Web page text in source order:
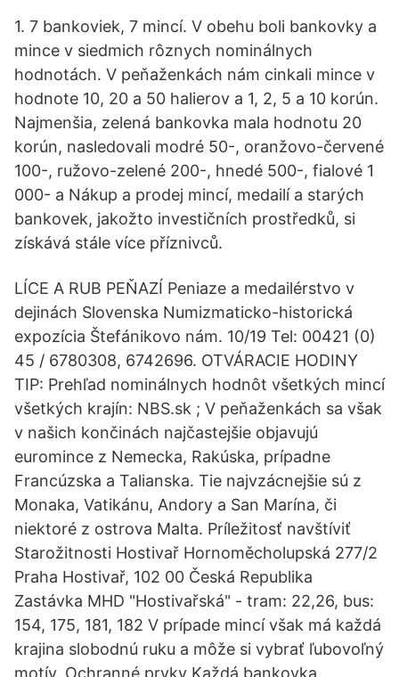
1. 7 bankoviek, 7 mincí. V obehu boli bankovky a
mince v siedmich rôznych nominálnych
hodnotách. V peňaženkách nám cinkali mince v
hodnote 10, 20 a 50 halierov a 1, 2, 5 a 10 korún.
Najmenšia, zelená bankovka mala hodnotu 20
korún, nasledovali modré 50-, oranžovo-červené
100-, ružovo-zelené 200-, hnedé 500-, fialové 1
000- a Nákup a prodej mincí, medailí a starých
bankovek, jakožto investičních prostředků, si
získává stále více příznivců.
LÍCE A RUB PEŇAZÍ Peniaze a medailérstvo v
dejinách Slovenska Numizmaticko-historická
expozícia Štefánikovo nám. 10/19 Tel: 00421 (0)
45 / 6780308, 6742696. OTVÁRACIE HODINY
TIP: Prehľad nominálnych hodnôt všetkých mincí
všetkých krajín: NBS.sk ; V peňaženkách sa však
v našich končinách najčastejšie objavujú
euromince z Nemecka, Rakúska, prípadne
Francúzska a Talianska. Tie najvzácnejšie sú z
Monaka, Vatikánu, Andory a San Marína, či
niektoré z ostrova Malta. Príležitosť navštíviť
Starožitnosti Hostivař Hornoměcholupská 277/2
Praha Hostivař, 102 00 Česká Republika
Zastávka MHD "Hostivařská" - tram: 22,26, bus:
154, 175, 181, 182 V prípade mincí však má každá
krajina slobodnú ruku a môže si vybrať ľubovoľný
motív. Ochranné prvky Každá bankovka